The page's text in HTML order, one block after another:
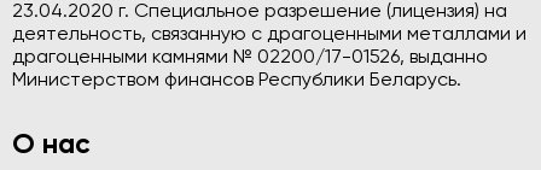
23.04.2020 г. Специальное разрешение (лицензия) на
деятельность, связанную с драгоценными металлами и
драгоценными камнями № 02200/17-01526, выданно
Министерством финансов Республики Беларусь.
О нас